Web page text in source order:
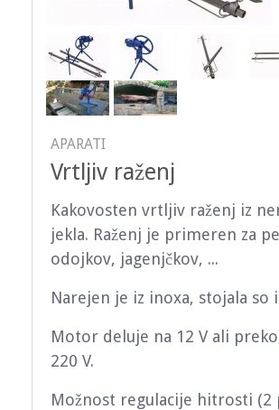
APARATI
Vrtljiv raženj
Kakovosten vrtljiv raženj iz
jekla. Raženj je primeren za
odojkov, jagenjčkov, ...
Narejen je iz inoxa, stojala so
Motor deluje na 12 V ali
220 V.
Možnost regulacije hitrosti (2